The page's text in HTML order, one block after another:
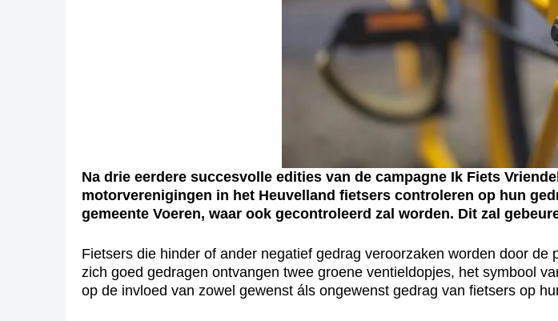
Na drie eerdere succesvolle edities van de campagne Ik Fiets
motorverenigingen in het Heuvelland fietsers controleren op hun
gemeente Voeren, waar ook gecontroleerd zal worden. Dit zal
Fietsers die hinder of ander negatief gedrag veroorzaken worden door
zich goed gedragen ontvangen twee groene ventieldopjes, het symbool
op de invloed van zowel gewenst áls ongewenst gedrag van fietsers op